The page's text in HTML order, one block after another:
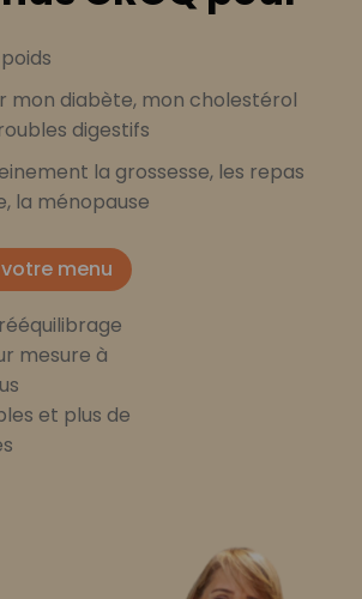
mon diabète, mon cholestérol
digestifs
la grossesse, les repas
la ménopause
menu
mesure à
et plus de